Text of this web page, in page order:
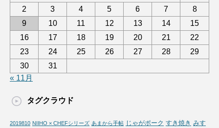
2
3 4 5 6 7
8
9
10 11 12 13 14
15
16
17 18 19 20 21
22
23
24 25 26 27 28
29
30
31
« 11月
タグクラウド
2019810 NIIHO × CHEFシリーズ あまから手帖 じゃがポーク すき焼き みす